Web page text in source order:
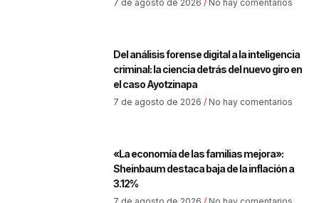
7 de agosto de 2026 No hay comentarios
Del análisis forense digital a la inteligencia
criminal: la ciencia detrás del nuevo giro en
el caso Ayotzinapa
7 de agosto de 2026 No hay comentarios
«La economía de las familias mejora»:
Sheinbaum destaca baja de la inflación a
3.12%